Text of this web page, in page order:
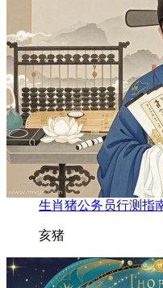
生肖猪公务员行测指
亥猪